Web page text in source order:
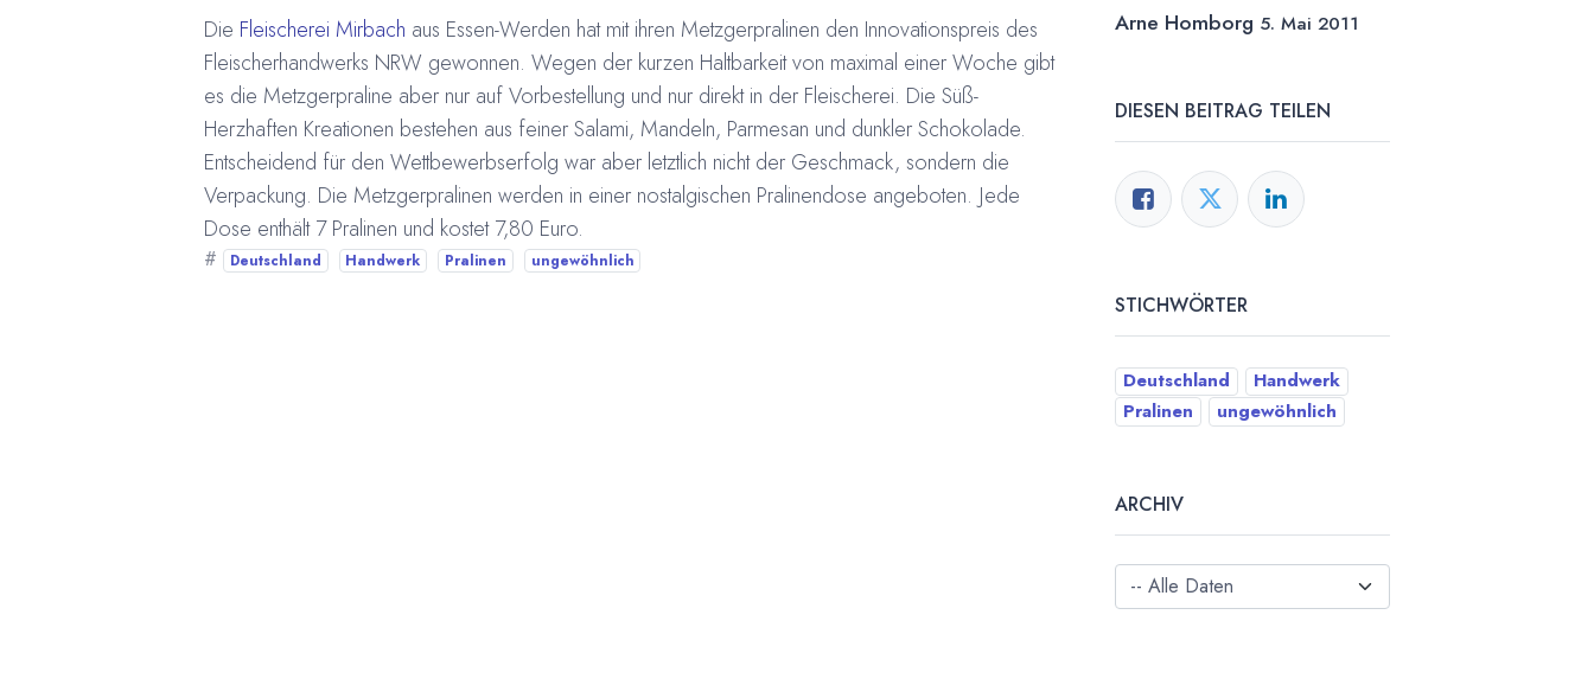
Die Fleischerei Mirbach aus Essen-Werden hat mit ihren Metzgerpralinen den Innovationspreis des
Fleischerhandwerks NRW gewonnen. Wegen der kurzen Haltbarkeit von maximal einer Woche gibt
es die Metzgerpraline aber nur auf Vorbestellung und nur direkt in der Fleischerei. Die Süß-
Herzhaften Kreationen bestehen aus feiner Salami, Mandeln, Parmesan und dunkler Schokolade.
Entscheidend für den Wettbewerbserfolg war aber letztlich nicht der Geschmack, sondern die
Verpackung. Die Metzgerpralinen werden in einer nostalgischen Pralinendose angeboten. Jede
Dose enthält 7 Pralinen und kostet 7,80 Euro.
# Deutschland Handwerk Pralinen ungewöhnlich
Arne Homborg 5. Mai 2011
DIESEN BEITRAG TEILEN
STICHWÖRTER
Deutschland
Handwerk
Pralinen
ungewöhnlich
ARCHIV